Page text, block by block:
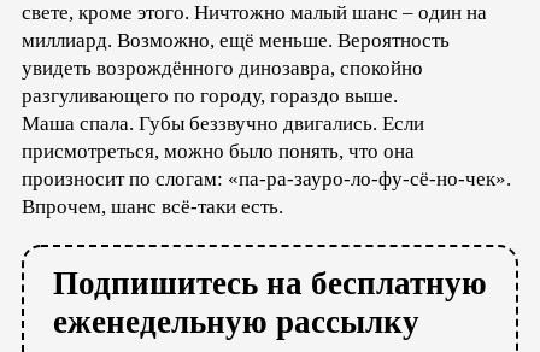
свете, кроме этого. Ничтожно малый шанс – один на
миллиард. Возможно, ещё меньше. Вероятность
увидеть возрождённого динозавра, спокойно
разгуливающего по городу, гораздо выше.
Маша спала. Губы беззвучно двигались. Если
присмотреться, можно было понять, что она
произносит по слогам: «па-ра-зауро-ло-фу-сё-но-чек».
Впрочем, шанс всё-таки есть.
Подпишитесь на бесплатную
еженедельную рассылку